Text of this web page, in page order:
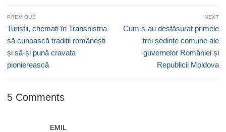
Navigare
în
articole
PREVIOUS
Previous
post:
Turiștii, chemați în Transnistria
să cunoască tradiții românești
și să-și pună cravata
pionierească
NEXT
Next
Cum s-au desfășurat primele
trei ședințe comune ale
guvernelor României și
Republicii Moldova
5 Comments
EMIL